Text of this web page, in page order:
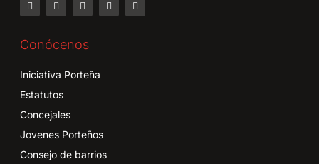
Conócenos
Iniciativa Porteña
Estatutos
Concejales
Jovenes Porteños
Consejo de barrios